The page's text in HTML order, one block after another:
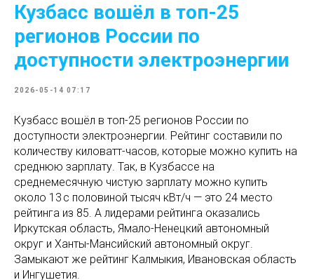
Кузбасс вошёл в топ-25
регионов России по
доступности электроэнергии
2026-05-14 07:17
Кузбасс вошёл в топ-25 регионов России по
доступности электроэнергии. Рейтинг составили по
количеству киловатт-часов, которые можно купить на
среднюю зарплату. Так, в Кузбассе на
среднемесячную чистую зарплату можно купить
около 13 с половиной тысяч кВт/ч — это 24 место
рейтинга из 85. А лидерами рейтинга оказались
Иркутская область, Ямало-Ненецкий автономный
округ и Ханты-Мансийский автономный округ.
Замыкают же рейтинг Калмыкия, Ивановская область
и Ингушетия.